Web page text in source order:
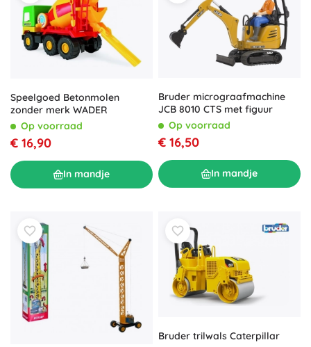
Speelgoed Betonmolen
zonder merk WADER
Op voorraad
€ 16,90
In mandje
Bruder micrograafmachine
JCB 8010 CTS met figuur
Op voorraad
€ 16,50
In mandje
Bruder trilwals Caterpillar